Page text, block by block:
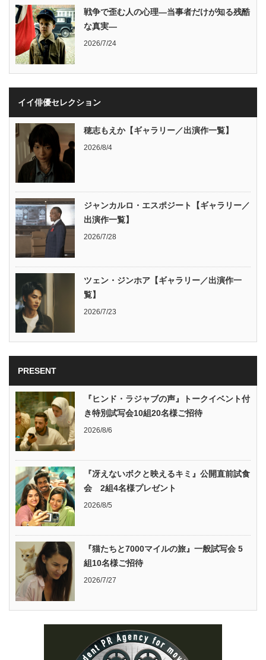
戦争で歪む人の心理―当事者だけが知る残酷
な真実―
2026/7/24
イイ俳優セレクション
穂志もえか【ギャラリー／出演作一覧】
2026/8/4
ジャンカルロ・エスポジート【ギャラリー／
出演作一覧】
2026/7/28
ツェン・ジンホア【ギャラリー／出演作一
覧】
2026/7/23
PRESENT
『ヒンド・ラジャブの声』トークイベント付
き特別試写会10組20名様ご招待
2026/8/6
『冴えないボクと映えるキミ』公開直前試食
会 2組4名様プレゼント
2026/8/5
『猫たちと7000マイルの旅』一般試写会 5
組10名様ご招待
2026/7/27